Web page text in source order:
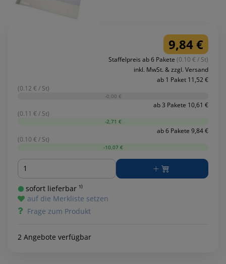
9,84 €
Staffelpreis ab 6 Pakete (0.10 € / St)
inkl. MwSt. & zzgl. Versand
ab 1 Paket 11,52 €
(0.12 € / St)
-0,00 €
ab 3 Pakete 10,61 €
(0.11 € / St)
-2,71 €
ab 6 Pakete 9,84 €
(0.10 € / St)
-10,07 €
Menge
sofort lieferbar ¹⁾
auf die Merkliste setzen
Frage zum Produkt
2 Angebote verfügbar